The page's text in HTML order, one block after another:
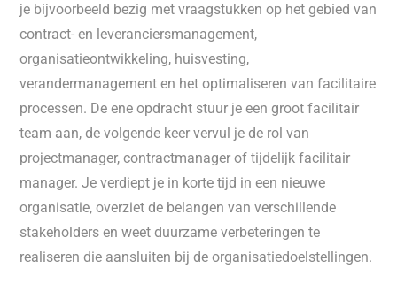
je bijvoorbeeld bezig met vraagstukken op het gebied van
contract- en leveranciersmanagement,
organisatieontwikkeling, huisvesting,
verandermanagement en het optimaliseren van facilitaire
processen. De ene opdracht stuur je een groot facilitair
team aan, de volgende keer vervul je de rol van
projectmanager, contractmanager of tijdelijk facilitair
manager. Je verdiept je in korte tijd in een nieuwe
organisatie, overziet de belangen van verschillende
stakeholders en weet duurzame verbeteringen te
realiseren die aansluiten bij de organisatiedoelstellingen.